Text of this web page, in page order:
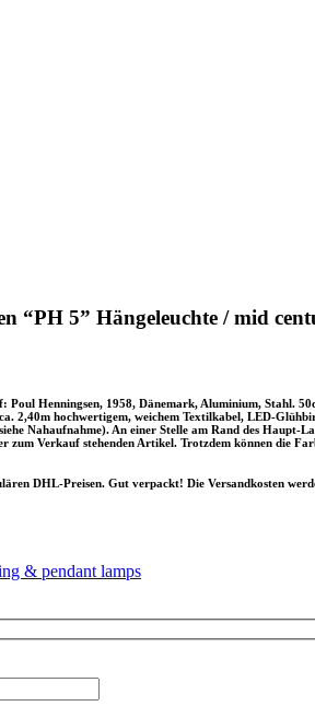
“PH 5” Hängeleuchte / mid
Henningsen, 1958, Dänemark, Aluminium, Stahl.
2,40m hochwertigem, weichem Textilkabel, LED-
Nahaufnahme). An einer Stelle am Rand des
zum Verkauf stehenden Artikel. Trotzdem können die
DHL-Preisen. Gut verpackt! Die Versandkosten
& pendant lamps